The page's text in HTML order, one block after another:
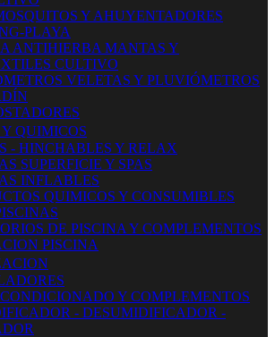
Y AHUYENTADORES
PLAYA
ANTIHIERBA MANTAS Y
CULTIVO
VELETAS Y PLUVIÓMETROS
QUIMICOS
- HINCHABLES Y RELAX
SUPERFICIE Y SPAS
INFLABLES
QUIMICOS Y CONSUMIBLES
DE PISCINA Y COMPLEMENTOS
PISCINA
Y COMPLEMENTOS
- DESUMIDIFICADOR -